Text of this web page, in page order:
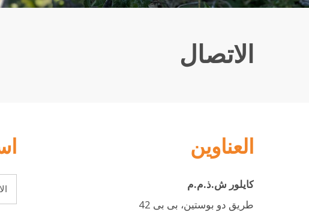
الاتصال
العناوين
كايلور ش.ذ.م.م
طريق دو بوستين، بى بى 42